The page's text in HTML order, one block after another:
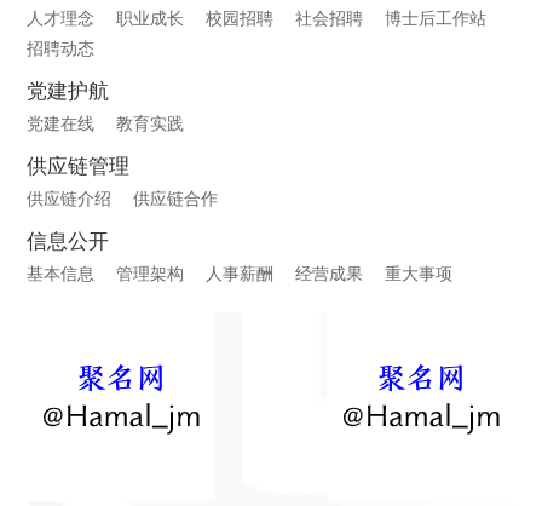
人才理念 职业成长 校园招聘 社会招聘
博士后工作站
招聘动态
党建护航
党建在线 教育实践
供应链管理
供应链介绍 供应链合作
信息公开
基本信息 管理架构 人事薪酬 经营成果 重大事项